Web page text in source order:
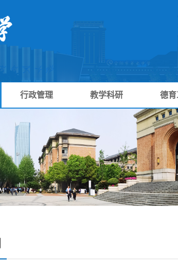
行政管理 教学科研 德